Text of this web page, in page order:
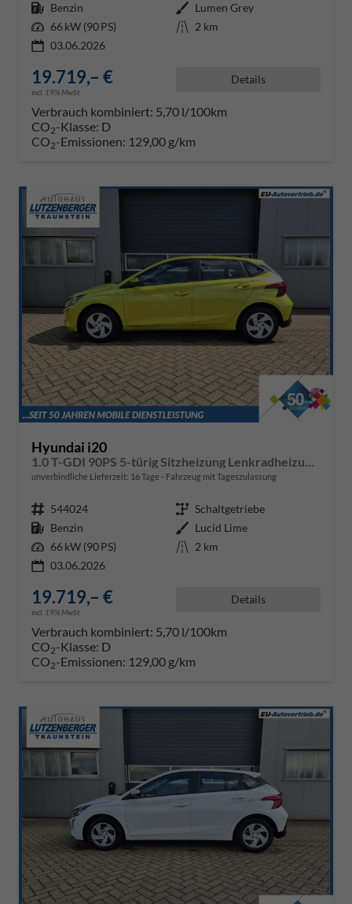
Kraftstoff Benzin Außenfarbe Lumen Grey
Leistung 66 kW (90 PS) Kilometerstand 2 km
03.06.2026
19.719,– €
incl. 19% MwSt.
Details
Verbrauch kombiniert: 5,70 l/100km
CO2-Klasse: D
CO2-Emissionen: 129,00 g/km
Hyundai i20
1.0 T-GDI 90PS 5-türig Sitzheizung Lenkradheizung Rückf.Kamera PDC Klima Apple CarPlay Android Auto Tempomat Touchscreen
unverbindliche Lieferzeit: 16 Tage Fahrzeug mit Tageszulassung
Fahrzeugnr. 544024 Getriebe Schaltgetriebe
Kraftstoff Benzin Außenfarbe Lucid Lime
Leistung 66 kW (90 PS) Kilometerstand 2 km
03.06.2026
19.719,– €
incl. 19% MwSt.
Details
Verbrauch kombiniert: 5,70 l/100km
CO2-Klasse: D
CO2-Emissionen: 129,00 g/km